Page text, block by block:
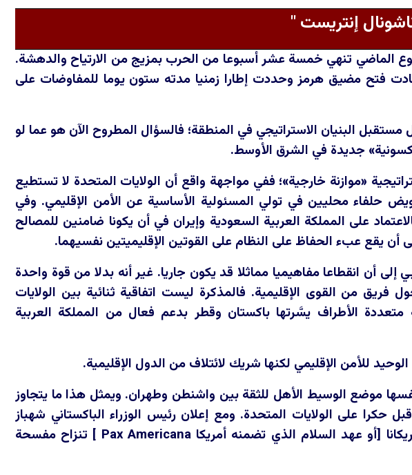
إنتريست "
الماضي تنهي خمسة عشر أسبوعا من الحرب بمزيج من الارتياح والدهشة.
فتح مضيق هرمز وحددت إطارا زمنيا مدته ستون يوما للمفاوضات على
البنيان الاستراتيجي في المنطقة؛ فالسؤال المطروح الآن هو عما لو
جديدة في الشرق الأوسط.
الأصلي، الذي صيغ في عام 1969، هو استراتيجية «موازنة خارجية»؛ ففي مواجهة واقع أن الولايات المتحدة لا تستطيع
حلفاء محليين في تولي المسئولية الأساسية عن الأمن الإقليمي. وفي
على المملكة العربية السعودية وإيران في أن يكونا ضامنين للمصالح
أن يقع عبء الحفاظ على النظام على القوتين الإقليميتين نفسيهما.
أن انقطاعا مفاهيميا مماثلا قد يكون جاريا. غير أنه بدلا من قوة واحدة
من القوى الإقليمية. فالمذكرة ليست اتفاقية ثنائية بين الولايات
متعددة الأطراف يسَّرتها باكستان وقطر بدعم فعال من المملكة العربية
للأمن الإقليمي لكنها شريك لائتلاف من الدول الإقليمية.
موضع الوسيط الأهل للثقة بين واشنطن وطهران. ويمثل هذا ما يتجاوز
حكرا على الولايات المتحدة. ومع إعلان رئيس الوزراء الباكستاني شهباز
[أو عهد السلام الذي تضمنه أمريكاPax Americana ] تنزاح مفسحة